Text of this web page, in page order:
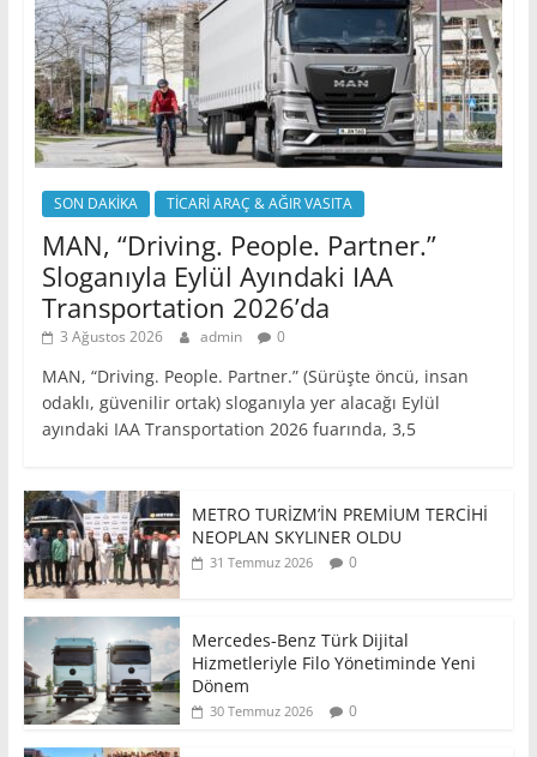
SON DAKİKA TİCARİ ARAÇ & AĞIR VASITA
MAN, “Driving. People. Partner.”
Sloganıyla Eylül Ayındaki IAA
Transportation 2026’da
3 Ağustos 2026 admin 0
MAN, “Driving. People. Partner.” (Sürüşte öncü, insan
odaklı, güvenilir ortak) sloganıyla yer alacağı Eylül
ayındaki IAA Transportation 2026 fuarında, 3,5
METRO TURİZM’İN PREMİUM TERCİHİ
NEOPLAN SKYLINER OLDU
31 Temmuz 2026 0
Mercedes-Benz Türk Dijital
Hizmetleriyle Filo Yönetiminde Yeni
Dönem
30 Temmuz 2026 0